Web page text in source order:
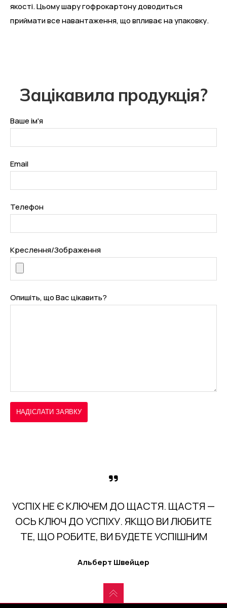
якості. Цьому шару гофрокартону доводиться
приймати все навантаження, що впливає на упаковку.
Зацікавила продукція?
Ваше ім'я
Email
Телефон
Креслення/Зображення
Опишіть, що Вас цікавить?
УСПІХ НЕ Є КЛЮЧЕМ ДО ЩАСТЯ. ЩАСТЯ —
ОСЬ КЛЮЧ ДО УСПІХУ. ЯКЩО ВИ ЛЮБИТЕ
ТЕ, ЩО РОБИТЕ, ВИ БУДЕТЕ УСПІШНИМ
Альберт Швейцер